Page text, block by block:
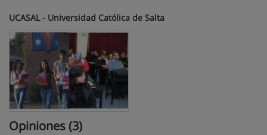
UCASAL - Universidad Católica de Salta
Opiniones (3)